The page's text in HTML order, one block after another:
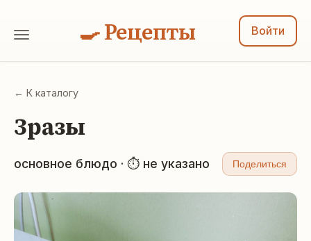
🍳 Рецепты Войти
← К каталогу
Зразы
основное блюдо · ⏱ не указано Поделиться